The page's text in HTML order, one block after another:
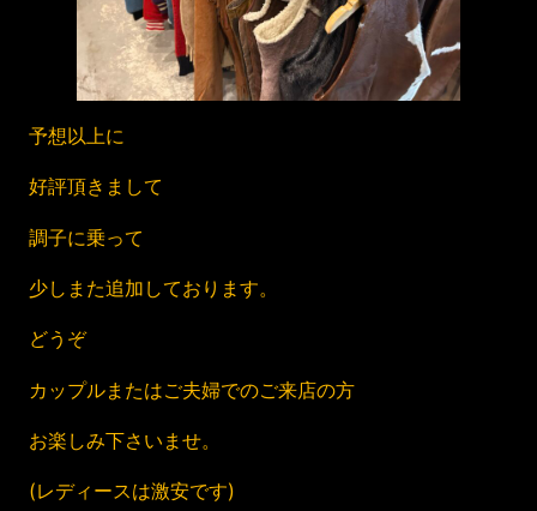
予想以上に
好評頂きまして
調子に乗って
少しまた追加しております。
どうぞ
カップルまたはご夫婦でのご来店の方
お楽しみ下さいませ。
(レディースは激安です)